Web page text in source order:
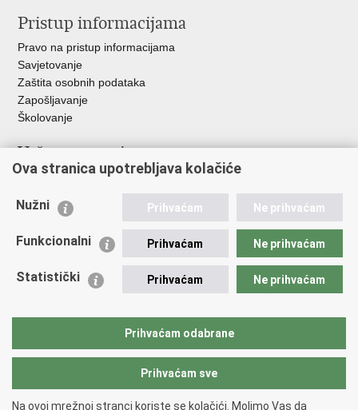
Pristup informacijama
Pravo na pristup informacijama
Savjetovanje
Zaštita osobnih podataka
Zapošljavanje
Školovanje
Važne poveznice
Ministarstvo unutarnjih poslova
Udruge
Policijska akademija
Zaklada policijske solidarnosti
Vučetić"
Ova stranica upotrebljava kolačiće
Nužni Prihvaćam Ne prihvaćam
Funkcionalni Prihvaćam Ne prihvaćam
Statistički Prihvaćam Ne prihvaćam
Prihvaćam odabrane
Prihvaćam sve
Na ovoj mrežnoj stranci koriste se kolačići. Molimo Vas da